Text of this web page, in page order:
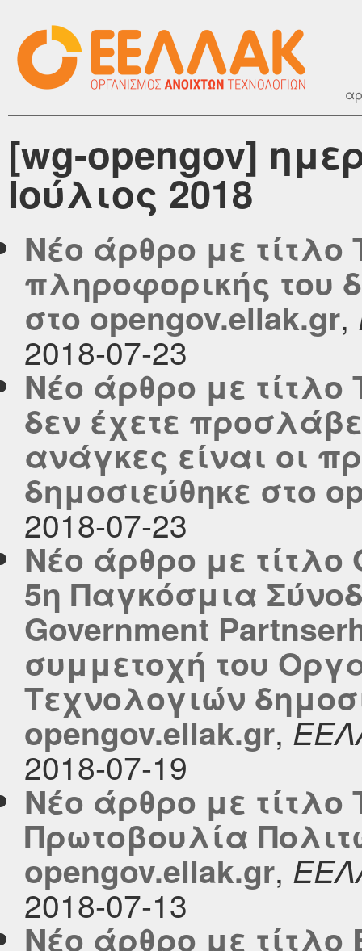
[wg-opengov]
Ιούλιος 2018
Νέο άρθρο με
πληροφορικής του
στο opengov.ellak.gr,
2018-07-23
Νέο άρθρο με
δεν έχετε
ανάγκες είναι οι
δημοσιεύθηκε στο
2018-07-23
Νέο άρθρο με
5η Παγκόσμια
Government
συμμετοχή του
Τεχνολογιών
opengov.ellak.gr,
2018-07-19
Νέο άρθρο με τίτλο
Πρωτοβουλία
opengov.ellak.gr,
2018-07-13
Νέο άρθρο με